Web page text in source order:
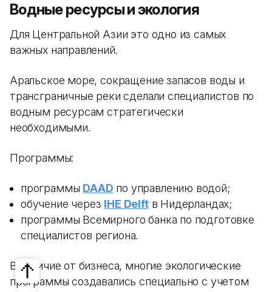
Водные ресурсы и экология
Для Центральной Азии это одно из самых
важных направлений.
Аральское море, сокращение запасов воды и
трансграничные реки сделали специалистов по
водным ресурсам стратегически
необходимыми.
Программы:
программы DAAD по управлению водой;
обучение через IHE Delftв Нидерландах;
программы Всемирного банка по подготовке
специалистов региона.
В отличие от бизнеса, многие экологические
программы создавались специально с учетом